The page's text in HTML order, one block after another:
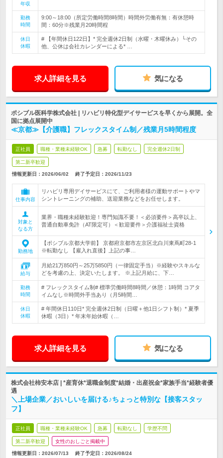
年収
勤務
時間
9:00～18:00（所定労働時間8時間）時間外労働有無：有休憩時
間：60分※残業月20時間程
休日
休暇
# 【年間休日122日】* 完全週休2日制（水曜・木曜休み）└その
他、公休は会社カレンダーによる* …
求人詳細を見る 気になる
ポシブル医科学株式会社 | リハビリ特化型デイサービスを早くから展開。全
国に拠点展開中
≪京都≫【介護職】フレックスタイム制／残業月5時間程度
正社員 職種・業種未経験OK 急募 転勤なし 完全週休2日制
第二新卒歓迎
情報更新日：2026/06/02 終了予定日： 2026/11/23
仕事内容
リハビリ専用デイサービスにて、ご利用者様の運動サポートやマ
シントレーニングの補助、送迎業務などをお任せします。
対象と
なる方
業界・職種未経験歓迎！専門知識不要！＜必須要件＞高卒以上、
普通自動車免許（AT限定可）＜歓迎要件＞介護福祉士資格
勤務地
【ポシブル京都大学前】 京都府京都市左京区北白川東蔦町28-1
※転勤なし 【雇入れ直後】上記の事…
給与
月給21万850円～25万5850円（一律固定手当）※経験やスキルな
どを考慮の上、決定いたします。 ※上記月給に、下…
勤務
時間
# フレックスタイム制# 標準労働時間8時間／休憩：1時間 コアタ
イムなし※時間外手当あり（月5時間…
休日
休暇
# 年間休日110日* 完全週休2日制（日曜＋他1日シフト制）* 夏季
休暇（3日）* 年末年始休暇（…
求人詳細を見る 気になる
株式会社柿安本店 | *産育休*退職金制度*結婚・出産祝金*家族手当*経験者優
遇
＼上場企業／おいしいを届ける♪ちょっと特別な【接客スタッ
フ】
正社員 職種・業種未経験OK 急募 転勤なし 学歴不問
第二新卒歓迎 女性のおしごと掲載中
情報更新日：2026/07/13 終了予定日： 2026/08/24